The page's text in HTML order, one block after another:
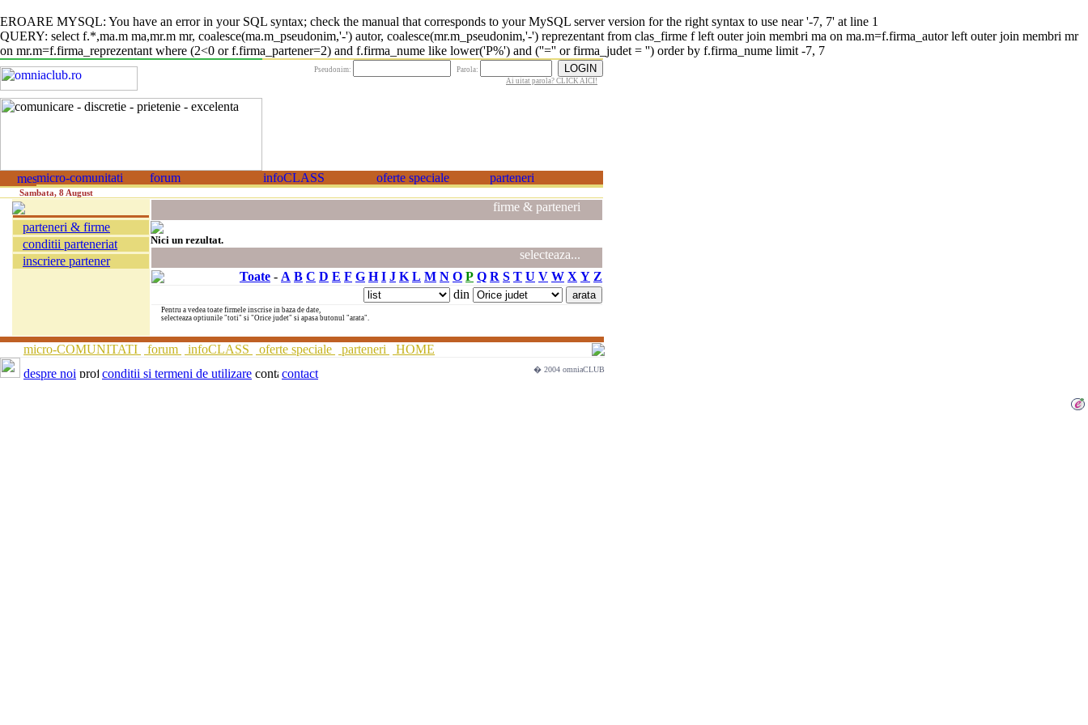
EROARE MYSQL: You have an error in your SQL syntax; check the manual that corresponds to your MySQL server version for the right syntax to use near '-7, 7' at line 1
QUERY: select f.*,ma.m ma,mr.m mr, coalesce(ma.m_pseudonim,'-') autor, coalesce(mr.m_pseudonim,'-') reprezentant from clas_firme f left outer join membri ma on ma.m=f.firma_autor left outer join membri mr
on mr.m=f.firma_reprezentant where (2<0 or f.firma_partener=2) and f.firma_nume like lower('P%') and (''='' or firma_judet = '') order by f.firma_nume limit -7, 7
Pseudonim:
Parola:
Ai uitat parola? CLICK AICI!
Sambata, 8 August
parteneri & firme
conditii parteneriat
inscriere partener
firme & parteneri
Nici un rezultat.
selecteaza...
Toate - A B C D E F G H I J K L M N O P Q R S T U V W X Y Z
din
Pentru a vedea toate firmele inscrise in baza de date,
selecteaza optiunile "toti" si "Orice judet" si apasa butonul "arata".
micro-COMUNITATI forum infoCLASS oferte speciale parteneri
HOME
despre noi
conditii si termeni de utilizare contact � 2004 omniaCLUB